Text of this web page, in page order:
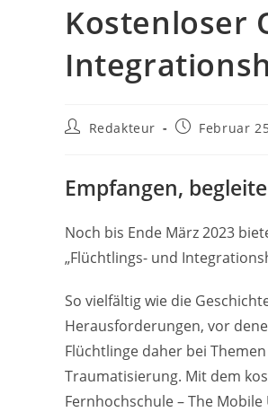
Kostenloser
Beitrags-
Redakteur
BeitragFebruar
Empfangen,
Noch bis Ende März 2023
„Flüchtlings- und
So vielfältig wie die
Herausforderungen, vor
Flüchtlinge daher bei
Traumatisierung. Mit dem
Fernhochschule – The